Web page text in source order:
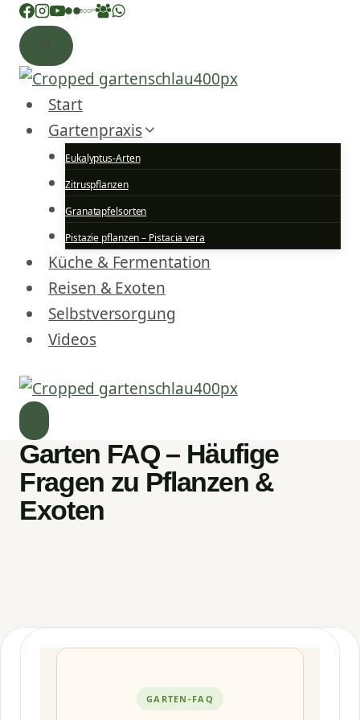
Zum
Inhalt
springen
Start
Gartenpraxis
Eukalyptus-Arten
Zitruspflanzen
Granatapfelsorten
Pistazie pflanzen – Pistacia vera
Küche & Fermentation
Reisen & Exoten
Selbstversorgung
Videos
Garten FAQ – Häufige
Fragen zu Pflanzen &
Exoten
GARTEN-FAQ